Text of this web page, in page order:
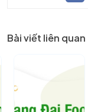
Bài viết liên quan